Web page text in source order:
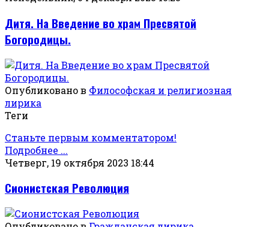
Дитя. На Введение во храм Пресвятой
Богородицы.
Опубликовано в Философская и религиозная
лирика
Теги
Станьте первым комментатором!
Подробнее ...
Четверг, 19 октября 2023 18:44
Сионистская Революция